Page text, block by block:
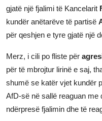
JETA
Gallery
Shqip
gjatë një fjalimi të Kancelarit
kundër anëtarëve të partisë
për qeshjen e tyre gjatë një
Merz, i cili po fliste për
për të mbrojtur lirinë e saj,
shumë se katër vjet kundër
AfD-së në sallë reaguan me
ndërpresë fjalimin dhe të